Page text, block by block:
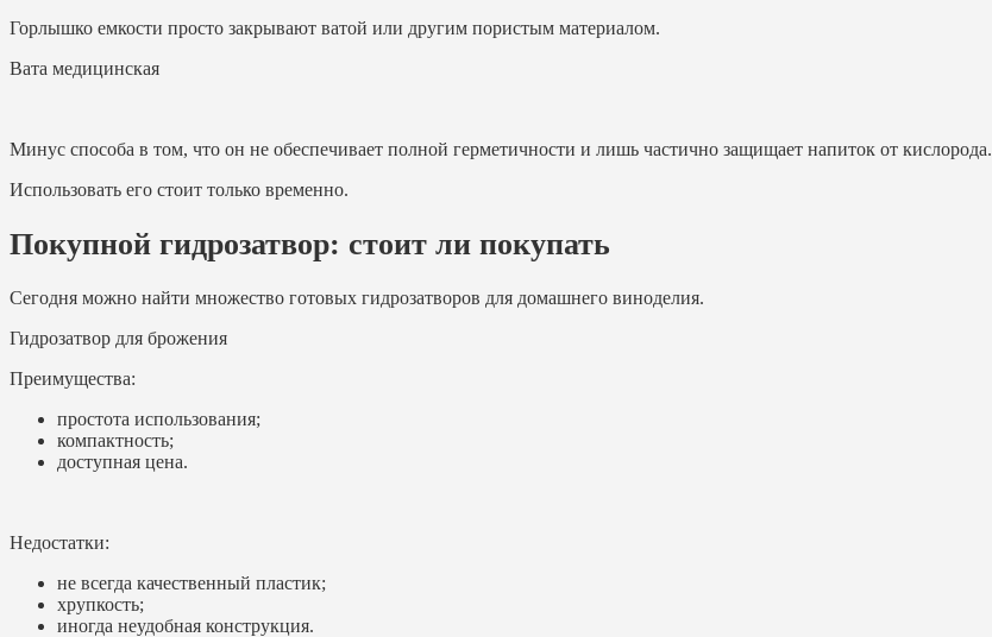
Горлышко емкости просто закрывают ватой или другим пористым материалом.
Вата медицинская
Минус способа в том, что он не обеспечивает полной герметичности и лишь частично защищает напиток от кислорода.
Использовать его стоит только временно.
Покупной гидрозатвор: стоит ли покупать
Сегодня можно найти множество готовых гидрозатворов для домашнего виноделия.
Гидрозатвор для брожения
Преимущества:
простота использования;
компактность;
доступная цена.
Недостатки:
не всегда качественный пластик;
хрупкость;
иногда неудобная конструкция.